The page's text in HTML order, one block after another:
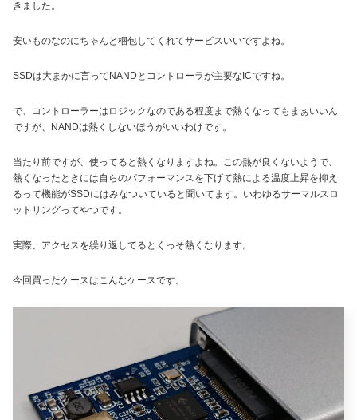
きました。
安いものなのにちゃんと梱包してくれてサービスいいですよね。
SSDは大まかに言ってNANDとコントローラが主要なICですね。
で、コントローラーはロジックなのである程度まで熱くなってもまぁいいん
ですが、NANDは熱くしないほうがいいわけです。
当たり前ですが、使ってると熱くなりますよね。この熱が良くないようで、
熱くなったときには自らのパフォーマンスを下げて熱による温度上昇を抑え
るって機能がSSDにはみなついていると聞いてます。いわゆるサーマルスロ
ットリングってやつです。
実際、アクセスを繰り返してるとくっそ熱くなります。
今回買ったケースはこんなケースです。